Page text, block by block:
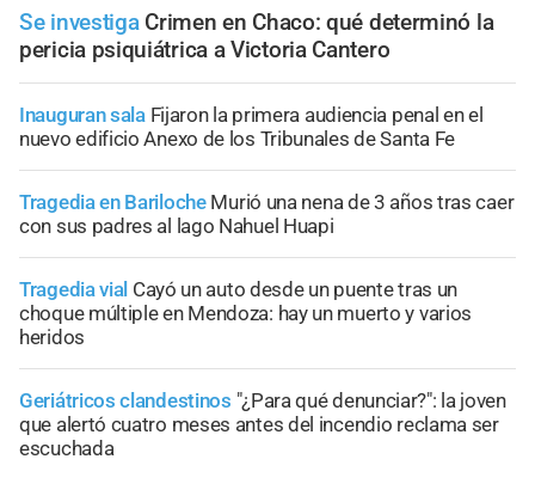
Se investiga Crimen en Chaco: qué determinó la
pericia psiquiátrica a Victoria Cantero
Inauguran sala Fijaron la primera audiencia penal en el
nuevo edificio Anexo de los Tribunales de Santa Fe
Tragedia en Bariloche Murió una nena de 3 años tras caer
con sus padres al lago Nahuel Huapi
Tragedia vial Cayó un auto desde un puente tras un
choque múltiple en Mendoza: hay un muerto y varios
heridos
Geriátricos clandestinos "¿Para qué denunciar?": la joven
que alertó cuatro meses antes del incendio reclama ser
escuchada